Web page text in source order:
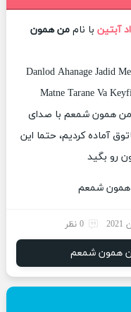
آبتین با ناممن همون
Danlod Ahanage Jadid
Matne Tarane Va
من همون شمعم با صدای
آماده کردیم، حتما این
رو بگید
0 نظر
من همون شمعم